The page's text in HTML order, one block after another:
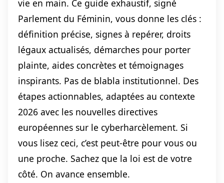
vie en main. Ce guide exhaustif, signé
Parlement du Féminin, vous donne les clés :
définition précise, signes à repérer, droits
légaux actualisés, démarches pour porter
plainte, aides concrètes et témoignages
inspirants. Pas de blabla institutionnel. Des
étapes actionnables, adaptées au contexte
2026 avec les nouvelles directives
européennes sur le cyberharcèlement. Si
vous lisez ceci, c’est peut-être pour vous ou
une proche. Sachez que la loi est de votre
côté. On avance ensemble.